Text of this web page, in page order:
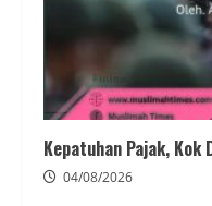
Kepatuhan Pajak, Kok
04/08/2026